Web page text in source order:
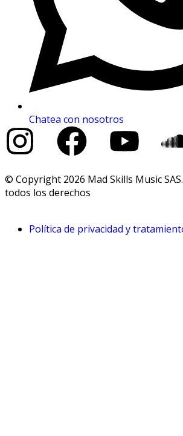
Chatea con nosotros
© Copyright 2026 Mad Skills Music
todos los derechos
Política de privacidad y